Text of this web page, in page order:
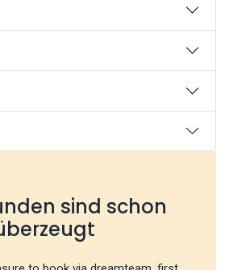
sind schon